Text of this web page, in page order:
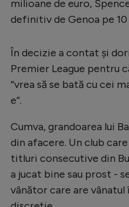
milioane de euro,
definitiv de Genoa pe
În decizie a contat și
Premier League pentru
“vrea să se bată cu cei
e”.
Cumva, grandoarea lui
din afacere. Un club
titluri consecutive din
a jucat bine sau prost -
vânător care are